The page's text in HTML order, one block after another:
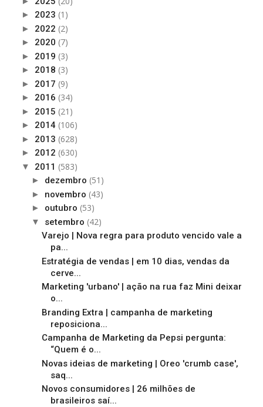
► 2023 (1)
► 2022 (2)
► 2020 (7)
► 2019 (3)
► 2018 (3)
► 2017 (9)
► 2016 (34)
► 2015 (21)
► 2014 (106)
► 2013 (628)
► 2012 (630)
▼ 2011 (583)
► dezembro (51)
► novembro (43)
► outubro (53)
▼ setembro (42)
Varejo | Nova regra para produto vencido vale a
pa...
Estratégia de vendas | em 10 dias, vendas da
cerve...
Marketing 'urbano' | ação na rua faz Mini deixar
o...
Branding Extra | campanha de marketing
reposiciona...
Campanha de Marketing da Pepsi pergunta:
“Quem é o...
Novas ideias de marketing | Oreo 'crumb case',
saq...
Novos consumidores | 26 milhões de
brasileiros saí...